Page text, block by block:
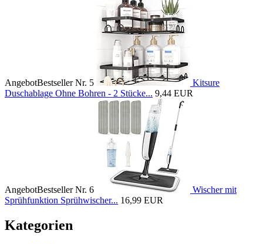
AngebotBestseller Nr. 5
Kitsure
Duschablage Ohne Bohren - 2 Stücke... 9,44 EUR
AngebotBestseller Nr. 6
Wischer mit
Sprühfunktion Sprühwischer... 16,99 EUR
Kategorien